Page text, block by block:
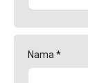
Nama *